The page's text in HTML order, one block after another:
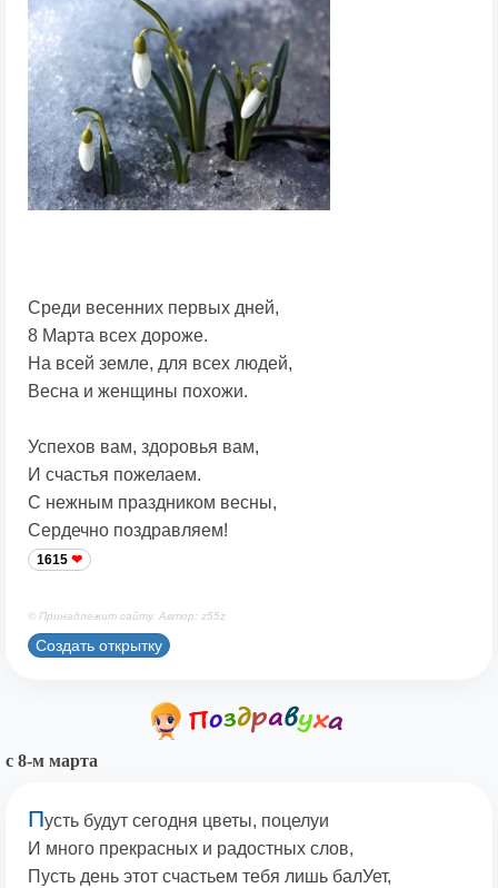
Среди весенних первых дней,
8 Марта всех дороже.
На всей земле, для всех людей,
Весна и женщины похожи.
Успехов вам, здоровья вам,
И счастья пожелаем.
С нежным праздником весны,
Сердечно поздравляем!
1615
© Принадлежит сайту. Автор: z55z
Создать открытку
с 8-м марта
Пусть будут сегодня цветы, поцелуи
И много прекрасных и радостных слов,
Пусть день этот счастьем тебя лишь балУет,